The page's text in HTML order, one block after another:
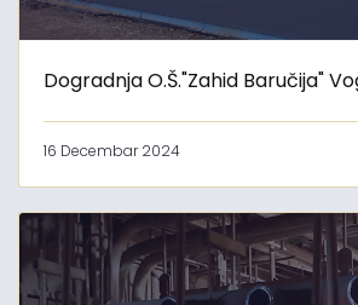
Dogradnja O.Š."Zahid Baručija"
16 Decembar 2024